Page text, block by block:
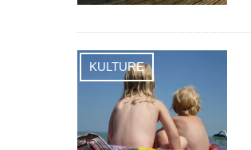
KULTURE